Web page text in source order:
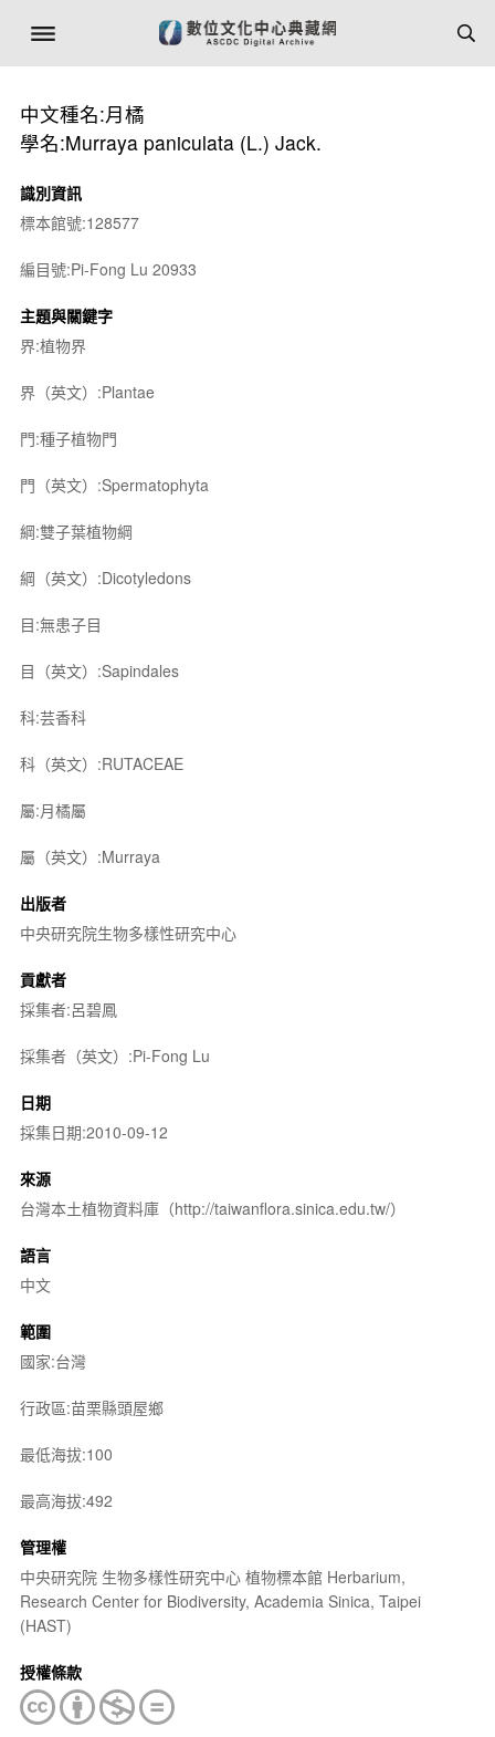
中文種名:月橘
學名:Murraya paniculata (L.) Jack.
識別資訊
標本館號:128577
編目號:Pi-Fong Lu 20933
主題與關鍵字
界:植物界
界（英文）:Plantae
門:種子植物門
門（英文）:Spermatophyta
綱:雙子葉植物綱
綱（英文）:Dicotyledons
目:無患子目
目（英文）:Sapindales
科:芸香科
科（英文）:RUTACEAE
屬:月橘屬
屬（英文）:Murraya
出版者
中央研究院生物多樣性研究中心
貢獻者
採集者:呂碧鳳
採集者（英文）:Pi-Fong Lu
日期
採集日期:2010-09-12
來源
台灣本土植物資料庫（http://taiwanflora.sinica.edu.tw/）
語言
中文
範圍
國家:台灣
行政區:苗栗縣頭屋鄉
最低海拔:100
最高海拔:492
管理權
中央研究院 生物多樣性研究中心 植物標本館 Herbarium,
Research Center for Biodiversity, Academia Sinica, Taipei
(HAST)
授權條款